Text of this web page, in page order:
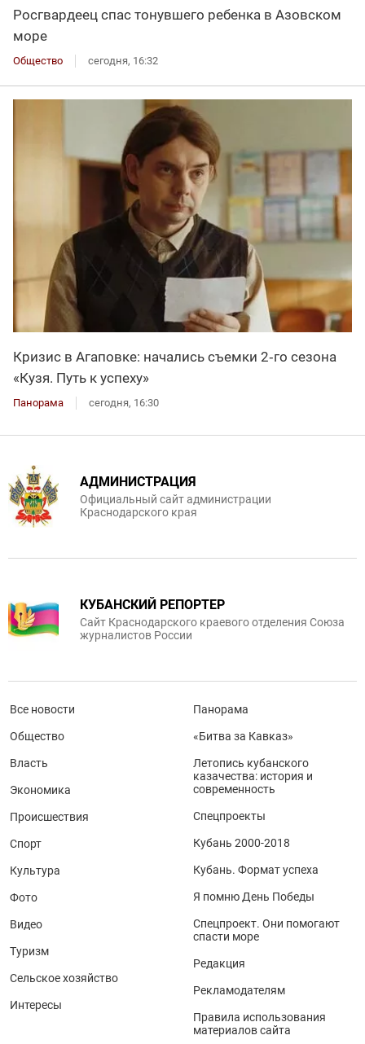
Росгвардеец спас тонувшего ребенка в Азовском
море
Общество сегодня, 16:32
Кризис в Агаповке: начались съемки 2‑го сезона
«Кузя. Путь к успеху»
Панорама сегодня, 16:30
АДМИНИСТРАЦИЯ
Официальный сайт администрации
Краснодарского края
КУБАНСКИЙ РЕПОРТЕР
Сайт Краснодарского краевого отделения Союза
журналистов России
Все новости
Общество
Власть
Экономика
Происшествия
Спорт
Культура
Фото
Видео
Туризм
Сельское хозяйство
Интересы
Панорама
«Битва за Кавказ»
Летопись кубанского
казачества: история и
современность
Спецпроекты
Кубань 2000-2018
Кубань. Формат успеха
Я помню День Победы
Спецпроект. Они помогают
спасти море
Редакция
Рекламодателям
Правила использования
материалов сайта